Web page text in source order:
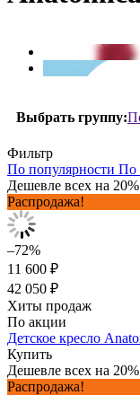
Выбрать группу:
Фильтр
По популярности По
Дешевле всех на 20%
Распродажа!
–72%
11 600 ₽
42 050 ₽
Хиты продаж
По акции
Детское кресло
Купить
Дешевле всех на 20%
Распродажа!